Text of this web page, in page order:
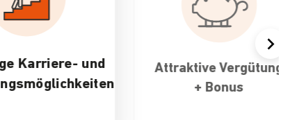
Attraktive Vergütung
+ Bonus
30 Tage Urlaub